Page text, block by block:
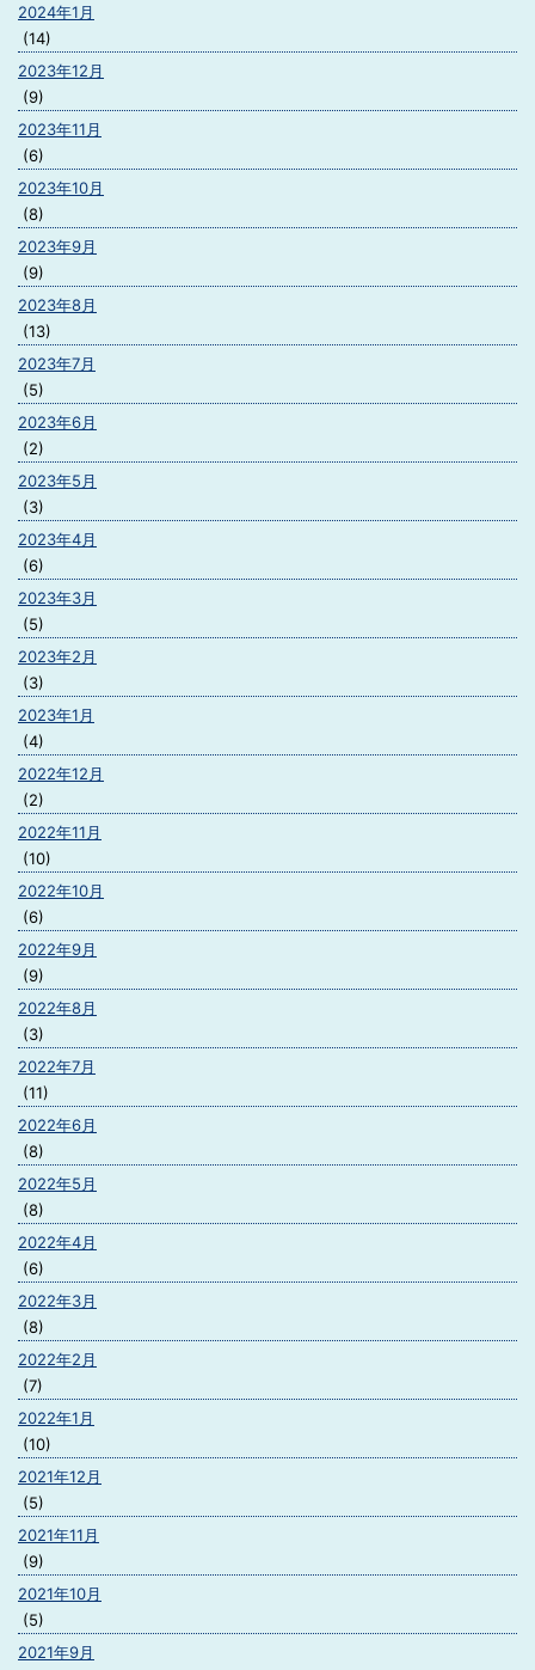
2024年1月
(14)
2023年12月
(9)
2023年11月
(6)
2023年10月
(8)
2023年9月
(9)
2023年8月
(13)
2023年7月
(5)
2023年6月
(2)
2023年5月
(3)
2023年4月
(6)
2023年3月
(5)
2023年2月
(3)
2023年1月
(4)
2022年12月
(2)
2022年11月
(10)
2022年10月
(6)
2022年9月
(9)
2022年8月
(3)
2022年7月
(11)
2022年6月
(8)
2022年5月
(8)
2022年4月
(6)
2022年3月
(8)
2022年2月
(7)
2022年1月
(10)
2021年12月
(5)
2021年11月
(9)
2021年10月
(5)
2021年9月